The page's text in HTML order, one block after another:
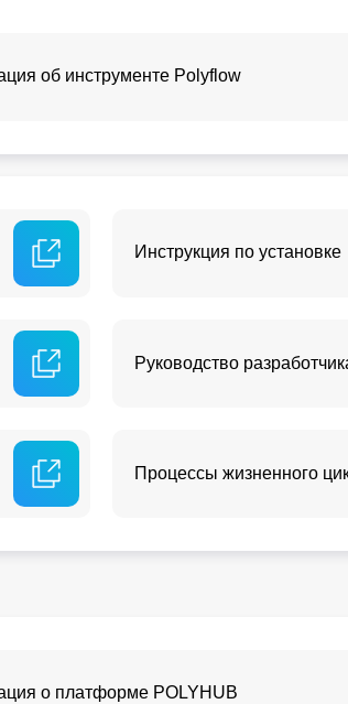
Инструкция по установке
Руководство
Процессы жизненного
об инструменте Polyflow
о платформе POLYHUB